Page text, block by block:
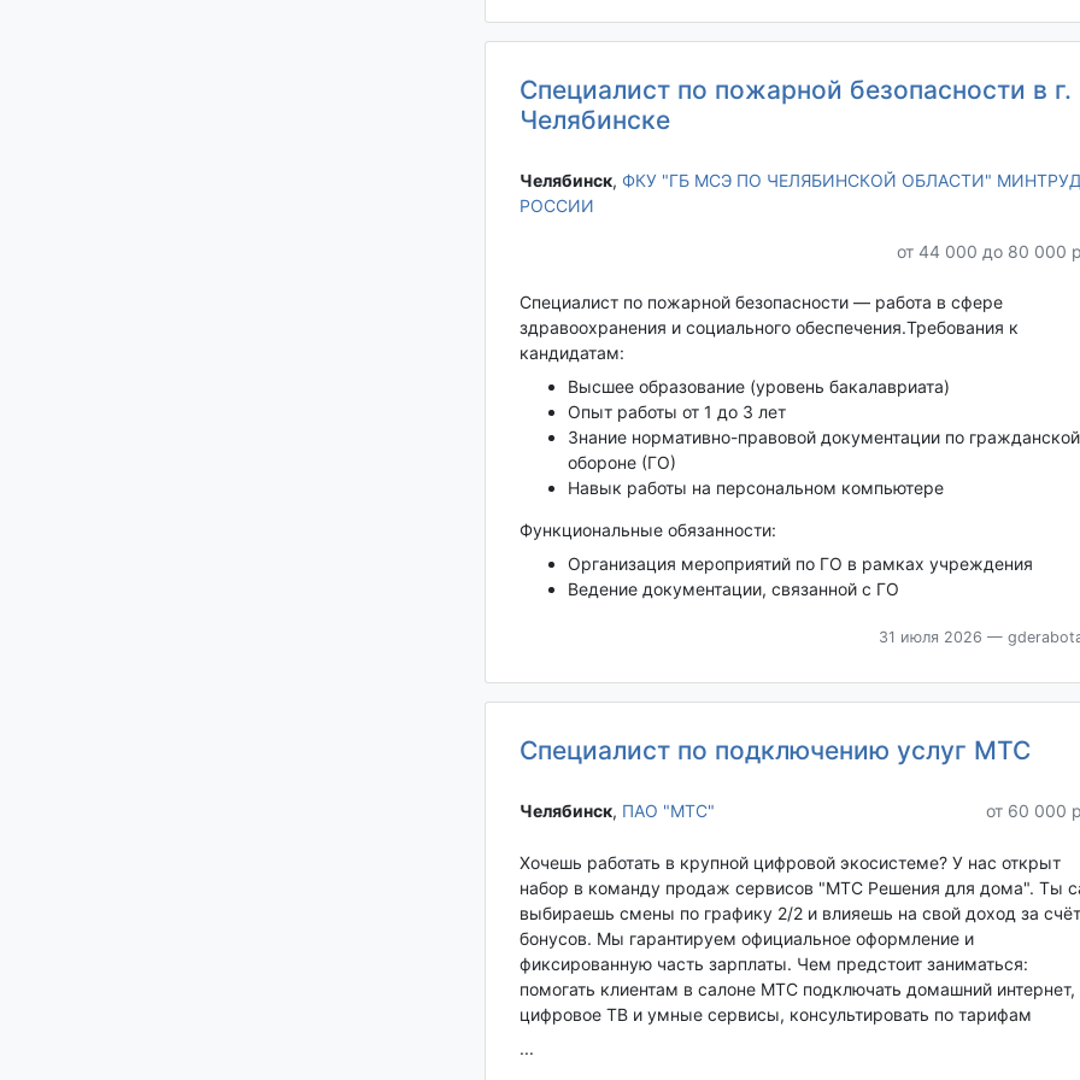
Специалист по пожарной безопасности в г.
Челябинске
Челябинск‎, ФКУ "ГБ МСЭ ПО ЧЕЛЯБИНСКОЙ ОБЛАСТИ"
РОССИИ
от 44 000 до 80 000
Специалист по пожарной безопасности — работа в сфере
здравоохранения и социального обеспечения.Требования к
кандидатам:
Высшее образование (уровень бакалавриата)
Опыт работы от 1 до 3 лет
Знание нормативно-правовой документации по гражданской
обороне (ГО)
Навык работы на персональном компьютере
Функциональные обязанности:
Организация мероприятий по ГО в рамках учреждения
Ведение документации, связанной с ГО
31 июля 2026 —
Специалист по подключению услуг МТС
Челябинск‎, ПАО "МТС" от 60 000
Хочешь работать в крупной цифровой экосистеме? У нас открыт
набор в команду продаж сервисов "МТС Решения для дома". Ты
выбираешь смены по графику 2/2 и влияешь на свой доход за счёт
бонусов. Мы гарантируем официальное оформление и
фиксированную часть зарплаты. Чем предстоит заниматься:
помогать клиентам в салоне МТС подключать домашний интернет,
цифровое ТВ и умные сервисы, консультировать по тарифам
...